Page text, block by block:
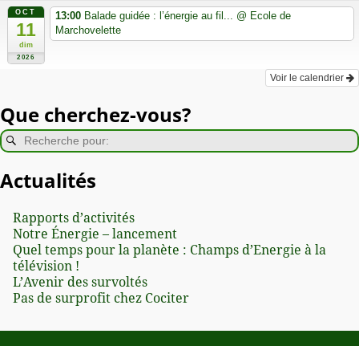
OCT
11
dim
2026
13:00 Balade guidée : l’énergie au fil... @ Ecole de
Marchovelette
Voir le calendrier
Que cherchez-vous?
Actualités
Rapports d’activités
Notre Énergie – lancement
Quel temps pour la planète : Champs d’Energie à la
télévision !
L’Avenir des survoltés
Pas de surprofit chez Cociter